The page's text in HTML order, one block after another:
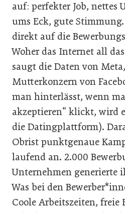
auf: perfekter Job, nettes
ums Eck, gute
direkt auf die
Woher das Internet all
saugt die Daten von
Mutterkonzern von
man hinterlässt, wenn
akzeptieren“ klickt, wird
die Datingplattform).
Obrist punktgenaue
laufend an. 2.000
Unternehmen generierte
Was bei den
Coole Arbeitszeiten,